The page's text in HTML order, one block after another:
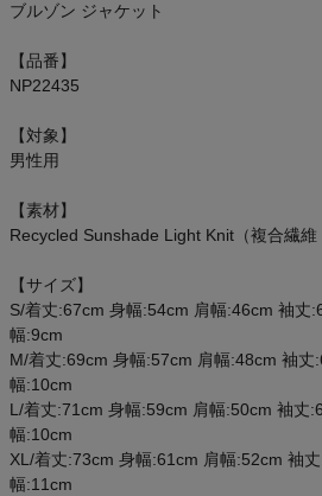
スポーツマリオTOP
ベースボールマリオ（野球商品）
お気に入り
クーポン一覧
商品レビュー
プロテイン・サプリメントまとめ買い
ブルゾン ジャケット
【品番】
NP22435
【対象】
男性用
【素材】
Recycled Sunshade Light Knit（複合繊維
【サイズ】
S/着丈:67cm 身幅:54cm 肩幅:46cm 袖丈
幅:9cm
M/着丈:69cm 身幅:57cm 肩幅:48cm 袖丈
幅:10cm
L/着丈:71cm 身幅:59cm 肩幅:50cm 袖丈
幅:10cm
XL/着丈:73cm 身幅:61cm 肩幅:52cm 袖
幅:11cm